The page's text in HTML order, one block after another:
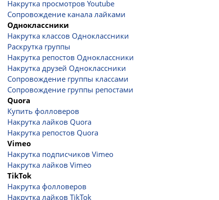
Накрутка просмотров Youtube
Сопровождение канала лайками
Одноклассники
Накрутка классов Одноклассники
Раскрутка группы
Накрутка репостов Одноклассники
Накрутка друзей Одноклассники
Сопровождение группы классами
Сопровождение группы репостами
Quora
Купить фолловеров
Накрутка лайков Quora
Накрутка репостов Quora
Vimeo
Накрутка подписчиков Vimeo
Накрутка лайков Vimeo
TikTok
Накрутка фолловеров
Накрутка лайков TikTok